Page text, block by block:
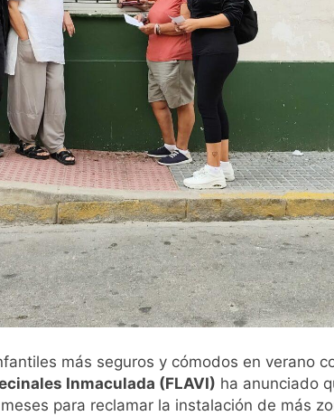
más seguros y cómodos en verano
Inmaculada (FLAVI) ha anunciado
para reclamar la instalación de más